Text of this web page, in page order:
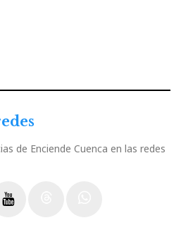
de Enciende Cuenca en las redes